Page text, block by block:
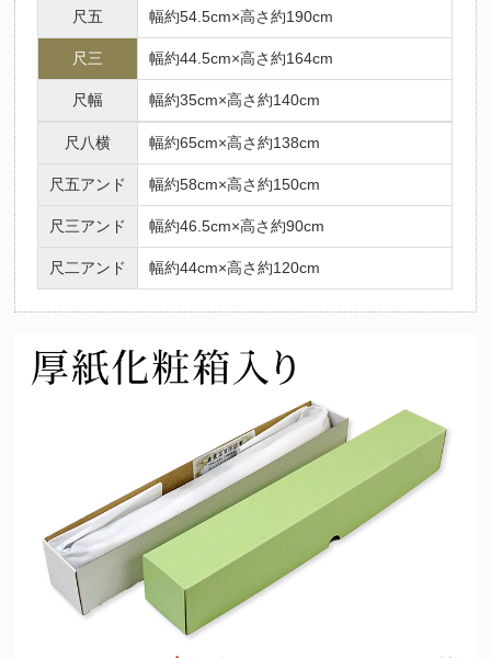
尺五 幅約54.5cm×高さ約190cm
尺三 幅約44.5cm×高さ約164cm
尺幅 幅約35cm×高さ約140cm
尺八横 幅約65cm×高さ約138cm
尺五アンド 幅約58cm×高さ約150cm
尺三アンド 幅約46.5cm×高さ約90cm
尺二アンド 幅約44cm×高さ約120cm